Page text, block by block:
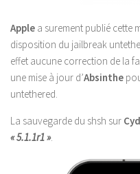
Apple a surement publié cette
disposition du jailbreak
effet aucune correction de la
une mise à jour d’Absinthe
untethered.
La sauvegarde du shsh sur
« 5.1.1r1 ».